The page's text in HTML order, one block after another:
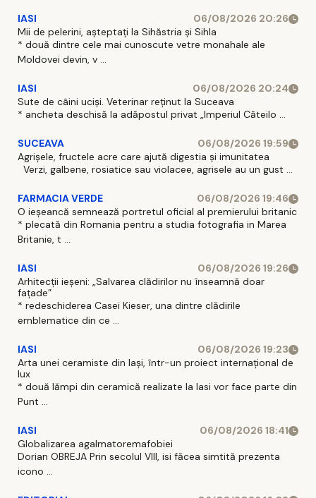
IASI
06/08/2026 20:26
Mii de pelerini, așteptați la Sihăstria și Sihla
* două dintre cele mai cunoscute vetre monahale ale
Moldovei devin, v ...
IASI
06/08/2026 20:24
Sute de câini uciși. Veterinar reținut la Suceava
* ancheta deschisă la adăpostul privat „Imperiul Căteilo ...
SUCEAVA
06/08/2026 19:59
Agrișele, fructele acre care ajută digestia și imunitatea
Verzi, galbene, rosiatice sau violacee, agrisele au un gust ...
FARMACIA VERDE
06/08/2026 19:46
O ieșeancă semnează portretul oficial al premierului britanic
* plecată din Romania pentru a studia fotografia in Marea
Britanie, t ...
IASI
06/08/2026 19:26
Arhitecții ieșeni: „Salvarea clădirilor nu înseamnă doar
fațade”
* redeschiderea Casei Kieser, una dintre clădirile
emblematice din ce ...
IASI
06/08/2026 19:23
Arta unei ceramiste din Iași, într-un proiect internațional de
lux
* două lămpi din ceramică realizate la Iasi vor face parte din
Punt ...
IASI
06/08/2026 18:41
Globalizarea agalmatoremafobiei
Dorian OBREJA Prin secolul VIII, isi făcea simtită prezenta
icono ...